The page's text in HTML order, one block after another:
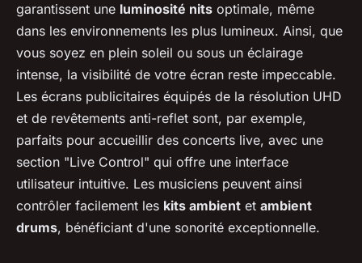
garantissent une luminosité nits optimale, même
dans les environnements les plus lumineux. Ainsi, que
vous soyez en plein soleil ou sous un éclairage
intense, la visibilité de votre écran reste impeccable.
Les écrans publicitaires équipés de la résolution UHD
et de revêtements anti-reflet sont, par exemple,
parfaits pour accueillir des concerts live, avec une
section "Live Control" qui offre une interface
utilisateur intuitive. Les musiciens peuvent ainsi
contrôler facilement les kits ambient et ambient
drums, bénéficiant d'une sonorité exceptionnelle.